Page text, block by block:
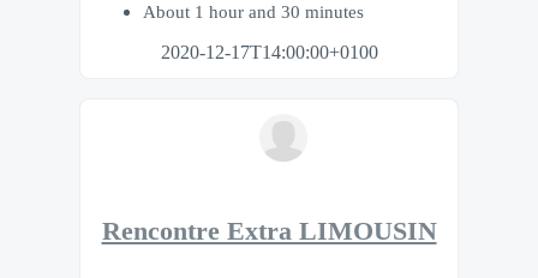
About 1 hour and 30 minutes
2020-12-17T14:00:00+0100
Rencontre Extra LIMOUSIN